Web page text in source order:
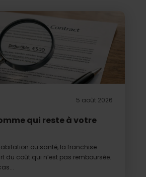
5 août 2026
qui reste à votre
ou santé, la franchise
du coût qui n’est pas remboursée.